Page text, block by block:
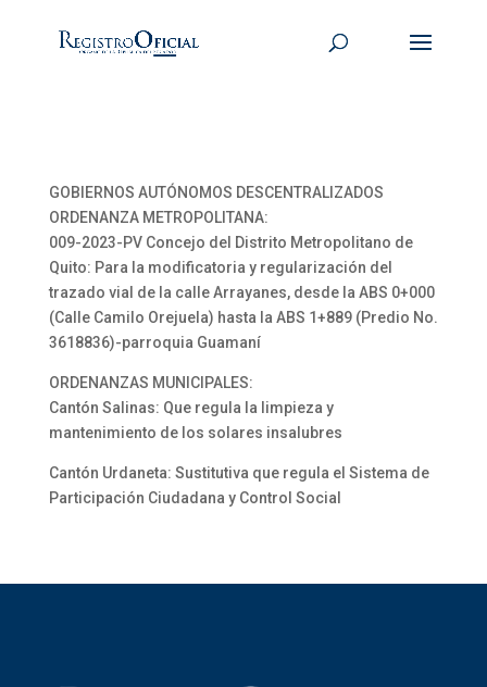
GOBIERNOS AUTÓNOMOS DESCENTRALIZADOS
ORDENANZA METROPOLITANA:
009-2023-PV Concejo del Distrito Metropolitano de
Quito: Para la modificatoria y regularización del
trazado vial de la calle Arrayanes, desde la ABS 0+000
(Calle Camilo Orejuela) hasta la ABS 1+889 (Predio No.
3618836)-parroquia Guamaní
ORDENANZAS MUNICIPALES:
Cantón Salinas: Que regula la limpieza y
mantenimiento de los solares insalubres
Cantón Urdaneta: Sustitutiva que regula el Sistema de
Participación Ciudadana y Control Social